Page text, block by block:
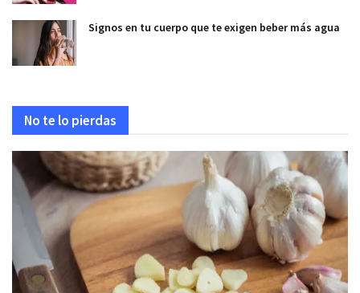
Signos en tu cuerpo que te exigen beber más agua
No te lo pierdas